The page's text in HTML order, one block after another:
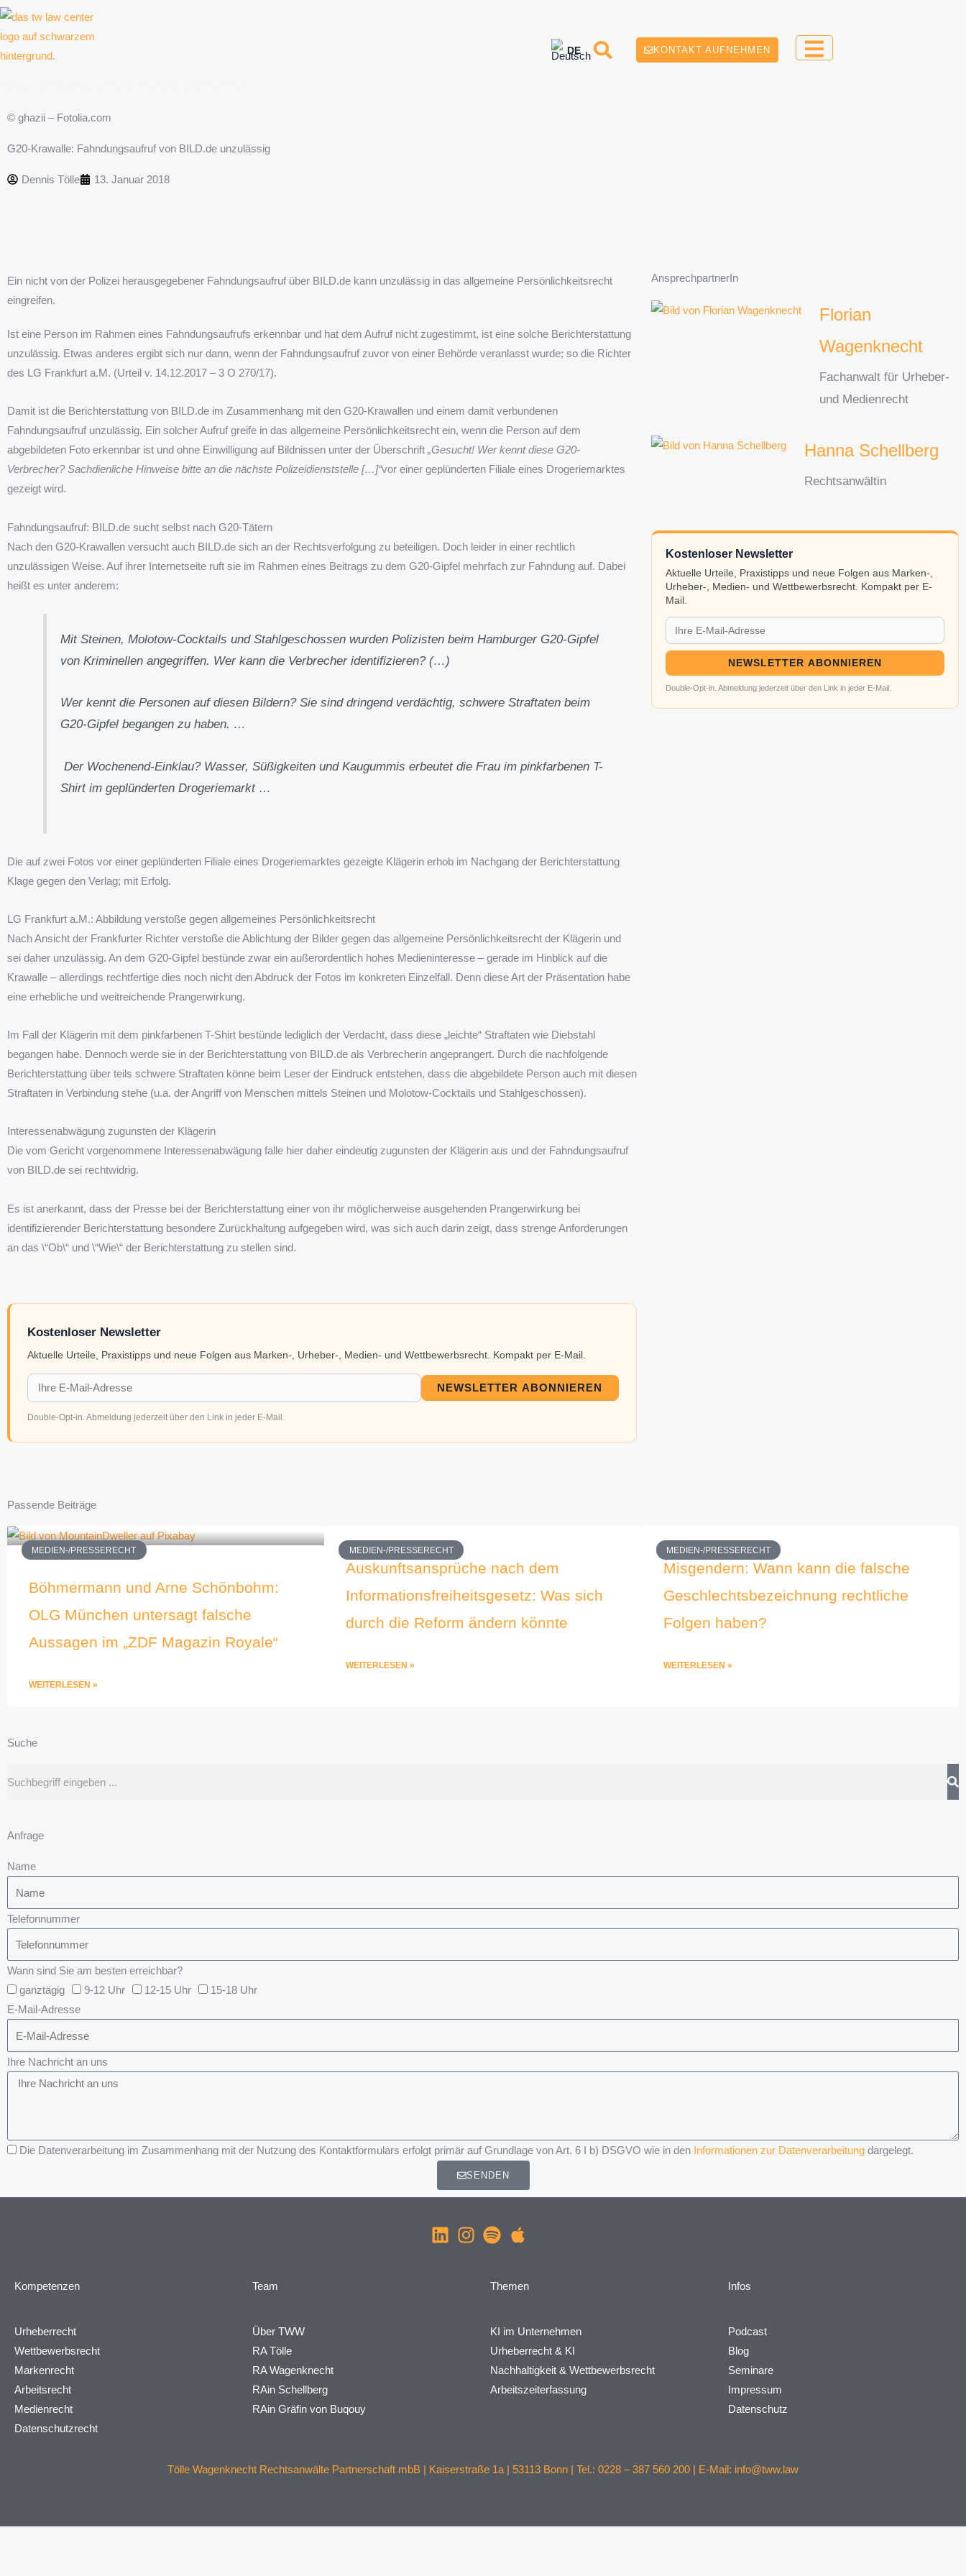
Zum
KONTAKT AUFNEHMEN
© ghazii – Fotolia.com
G20-Krawalle: Fahndungsaufruf von BILD.de unzulässig
Dennis Tölle 13. Januar 2018
Ein nicht von der Polizei herausgegebener Fahndungsaufruf über BILD.de kann unzulässig in das allgemeine Persönlichkeitsrecht
eingreifen.
Ist eine Person im Rahmen eines Fahndungsaufrufs erkennbar und hat dem Aufruf nicht zugestimmt, ist eine solche Berichterstattung
unzulässig. Etwas anderes ergibt sich nur dann, wenn der Fahndungsaufruf zuvor von einer Behörde veranlasst wurde; so die Richter
des LG Frankfurt a.M. (Urteil v. 14.12.2017 – 3 O 270/17).
Damit ist die Berichterstattung von BILD.de im Zusammenhang mit den G20-Krawallen und einem damit verbundenen
Fahndungsaufruf unzulässig. Ein solcher Aufruf greife in das allgemeine Persönlichkeitsrecht ein, wenn die Person auf dem
abgebildeten Foto erkennbar ist und ohne Einwilligung auf Bildnissen unter der Überschrift „Gesucht! Wer kennt diese G20-
Verbrecher? Sachdienliche Hinweise bitte an die nächste Polizeidienststelle […]“vor einer geplünderten Filiale eines Drogeriemarktes
gezeigt wird.
Fahndungsaufruf: BILD.de sucht selbst nach G20-Tätern
Nach den G20-Krawallen versucht auch BILD.de sich an der Rechtsverfolgung zu beteiligen. Doch leider in einer rechtlich
unzulässigen Weise. Auf ihrer Internetseite ruft sie im Rahmen eines Beitrags zu dem G20-Gipfel mehrfach zur Fahndung auf. Dabei
heißt es unter anderem:
Mit Steinen, Molotow-Cocktails und Stahlgeschossen wurden Polizisten beim Hamburger G20-Gipfel
von Kriminellen angegriffen. Wer kann die Verbrecher identifizieren? (…)
Wer kennt die Personen auf diesen Bildern? Sie sind dringend verdächtig, schwere Straftaten beim
G20-Gipfel begangen zu haben. …
Der Wochenend-Einklau? Wasser, Süßigkeiten und Kaugummis erbeutet die Frau im pinkfarbenen T-
Shirt im geplünderten Drogeriemarkt …
Die auf zwei Fotos vor einer geplünderten Filiale eines Drogeriemarktes gezeigte Klägerin erhob im Nachgang der Berichterstattung
Klage gegen den Verlag; mit Erfolg.
LG Frankfurt a.M.: Abbildung verstoße gegen allgemeines Persönlichkeitsrecht
Nach Ansicht der Frankfurter Richter verstoße die Ablichtung der Bilder gegen das allgemeine Persönlichkeitsrecht der Klägerin und
sei daher unzulässig. An dem G20-Gipfel bestünde zwar ein außerordentlich hohes Medieninteresse – gerade im Hinblick auf die
Krawalle – allerdings rechtfertige dies noch nicht den Abdruck der Fotos im konkreten Einzelfall. Denn diese Art der Präsentation habe
eine erhebliche und weitreichende Prangerwirkung.
Im Fall der Klägerin mit dem pinkfarbenen T-Shirt bestünde lediglich der Verdacht, dass diese „leichte“ Straftaten wie Diebstahl
begangen habe. Dennoch werde sie in der Berichterstattung von BILD.de als Verbrecherin angeprangert. Durch die nachfolgende
Berichterstattung über teils schwere Straftaten könne beim Leser der Eindruck entstehen, dass die abgebildete Person auch mit diesen
Straftaten in Verbindung stehe (u.a. der Angriff von Menschen mittels Steinen und Molotow-Cocktails und Stahlgeschossen).
Interessenabwägung zugunsten der Klägerin
Die vom Gericht vorgenommene Interessenabwägung falle hier daher eindeutig zugunsten der Klägerin aus und der Fahndungsaufruf
von BILD.de sei rechtwidrig.
Es ist anerkannt, dass der Presse bei der Berichterstattung einer von ihr möglicherweise ausgehenden Prangerwirkung bei
identifizierender Berichterstattung besondere Zurückhaltung aufgegeben wird, was sich auch darin zeigt, dass strenge Anforderungen
an das \“Ob\“ und \“Wie\“ der Berichterstattung zu stellen sind.
Kostenloser Newsletter
Aktuelle Urteile, Praxistipps und neue Folgen aus Marken-, Urheber-, Medien- und Wettbewerbsrecht. Kompakt per E-Mail.
NEWSLETTER ABONNIEREN
Double-Opt-in. Abmeldung jederzeit über den Link in jeder E-Mail.
AnsprechpartnerIn
Florian
Wagenknecht
Fachanwalt für Urheber-
und Medienrecht
Hanna Schellberg
Rechtsanwältin
Kostenloser Newsletter
Aktuelle Urteile, Praxistipps und neue Folgen aus Marken-,
Urheber-, Medien- und Wettbewerbsrecht. Kompakt per E-
Mail.
NEWSLETTER ABONNIEREN
Double-Opt-in. Abmeldung jederzeit über den Link in jeder E-Mail.
Passende Beiträge
MEDIEN-/PRESSERECHT
Böhmermann und Arne Schönbohm:
OLG München untersagt falsche
Aussagen im „ZDF Magazin Royale“
WEITERLESEN »
MEDIEN-/PRESSERECHT
Auskunftsansprüche nach dem
Informationsfreiheitsgesetz: Was sich
durch die Reform ändern könnte
WEITERLESEN »
MEDIEN-/PRESSERECHT
Misgendern: Wann kann die falsche
Geschlechtsbezeichnung rechtliche
Folgen haben?
WEITERLESEN »
Suche
Anfrage
Name
Telefonnummer
Wann sind Sie am besten erreichbar?
ganztägig
9-12 Uhr 12-15 Uhr
15-18 Uhr
E-Mail-Adresse
Ihre Nachricht an uns
Die Datenverarbeitung im Zusammenhang mit der Nutzung des Kontaktformulars erfolgt primär auf Grundlage von Art. 6 I b) DSGVO wie in den Informationen zur Datenverarbeitung dargelegt.
SENDEN
Kompetenzen
Urheberrecht
Wettbewerbsrecht
Markenrecht
Arbeitsrecht
Medienrecht
Datenschutzrecht
Team
Über TWW
RA Tölle
RA Wagenknecht
RAin Schellberg
RAin Gräfin von Buqouy
Themen
KI im Unternehmen
Urheberrecht & KI
Nachhaltigkeit & Wettbewerbsrecht
Arbeitszeiterfassung
Infos
Podcast
Blog
Seminare
Impressum
Datenschutz
Tölle Wagenknecht Rechtsanwälte Partnerschaft mbB | Kaiserstraße 1a | 53113 Bonn | Tel.: 0228 – 387 560 200 | E-Mail: info@tww.law